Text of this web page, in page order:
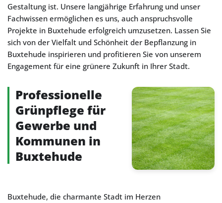
Gestaltung ist. Unsere langjährige Erfahrung und unser
Fachwissen ermöglichen es uns, auch anspruchsvolle
Projekte in Buxtehude erfolgreich umzusetzen. Lassen Sie
sich von der Vielfalt und Schönheit der Bepflanzung in
Buxtehude inspirieren und profitieren Sie von unserem
Engagement für eine grünere Zukunft in Ihrer Stadt.
Professionelle
Grünpflege für
Gewerbe und
Kommunen in
Buxtehude
Buxtehude, die charmante Stadt im Herzen